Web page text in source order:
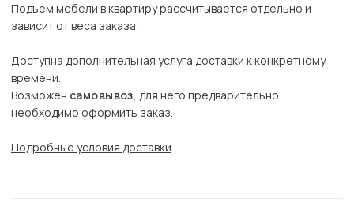
Подъем мебели в квартиру рассчитывается отдельно и
зависит от веса заказа.
Доступна дополнительная услуга доставки к конкретному
времени.
Возможен самовывоз, для него предварительно
необходимо оформить заказ.
Подробные условия доставки